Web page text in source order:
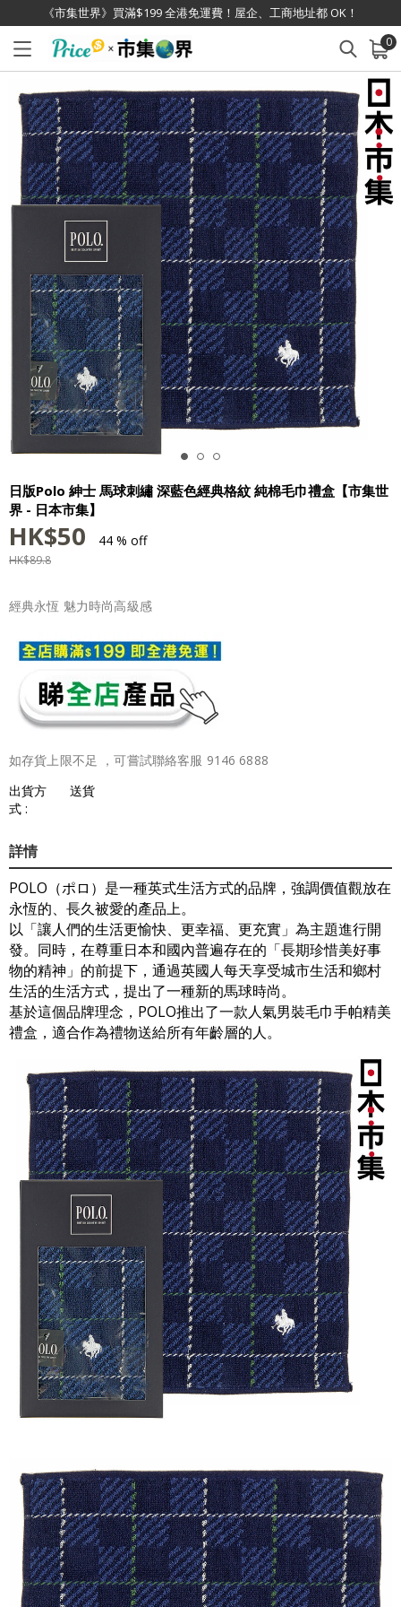
《市集世界》買滿$199 全港免運費！屋企、工商地址都 OK！
0
已加入購物車 查看
日版Polo 紳士 馬球刺繡 深藍色經典格紋 純棉毛巾禮盒【市集世
界 - 日本市集】
HK$50 44 % off
HK$89.8
經典永恆 魅力時尚高級感
如存貨上限不足 ，可嘗試聯絡客服 9146 6888
出貨方
式 :
送貨
詳情
POLO（ポロ）是一種英式生活方式的品牌，強調價值觀放在
永恆的、長久被愛的產品上。
以「讓人們的生活更愉快、更幸福、更充實」為主題進行開
發。同時，在尊重日本和國內普遍存在的「長期珍惜美好事
物的精神」的前提下，通過英國人每天享受城市生活和鄉村
生活的生活方式，提出了一種新的馬球時尚。
基於這個品牌理念，POLO推出了一款人氣男裝毛巾手帕精美
禮盒，適合作為禮物送給所有年齡層的人。